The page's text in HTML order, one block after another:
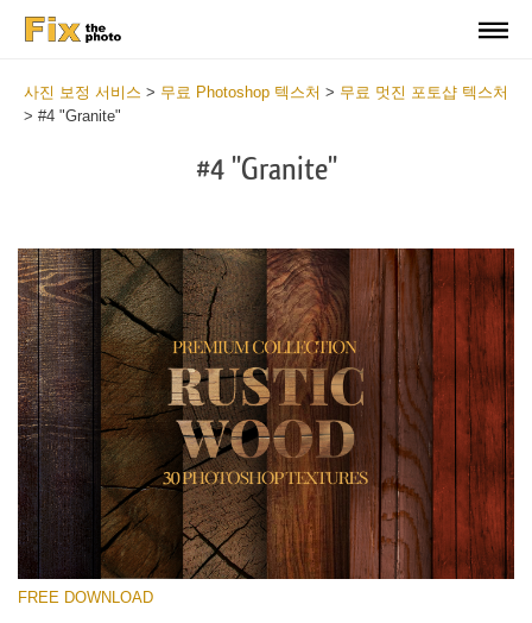
사진 보정 서비스 > 무료 Photoshop 텍스처 > 무료 멋진 포토샵 텍스처
> #4 "Granite"
#4 "Granite"
선택 해주세요
FREE DOWNLOAD